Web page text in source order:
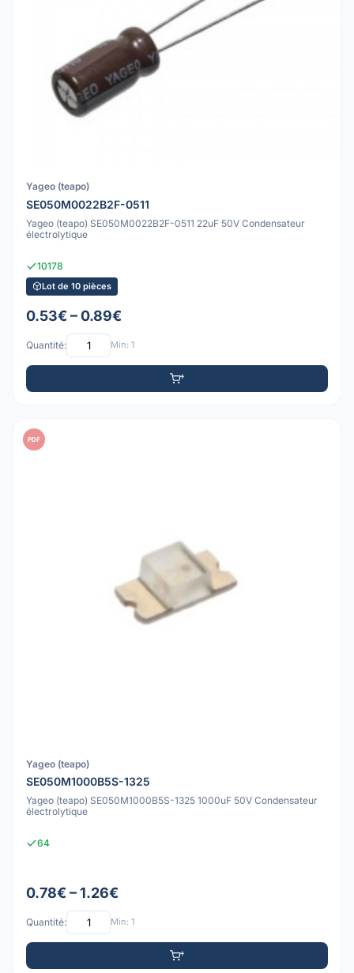
Yageo (teapo)
SE050M0022B2F-0511
Yageo (teapo) SE050M0022B2F-0511 22uF 50V Condensateur
électrolytique
10178
Lot de 10 pièces
0.53€ – 0.89€
Quantité: Min: 1
PDF
Yageo (teapo)
SE050M1000B5S-1325
Yageo (teapo) SE050M1000B5S-1325 1000uF 50V Condensateur
électrolytique
64
0.78€ – 1.26€
Quantité: Min: 1